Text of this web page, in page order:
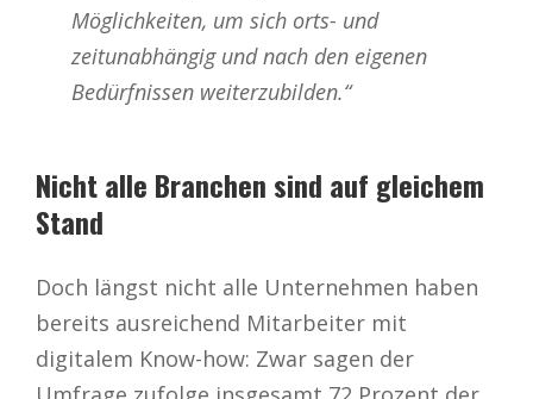
Möglichkeiten, um sich orts- und
zeitunabhängig und nach den eigenen
Bedürfnissen weiterzubilden.“
Nicht alle Branchen sind auf gleichem
Stand
Doch längst nicht alle Unternehmen haben
bereits ausreichend Mitarbeiter mit
digitalem Know-how: Zwar sagen der